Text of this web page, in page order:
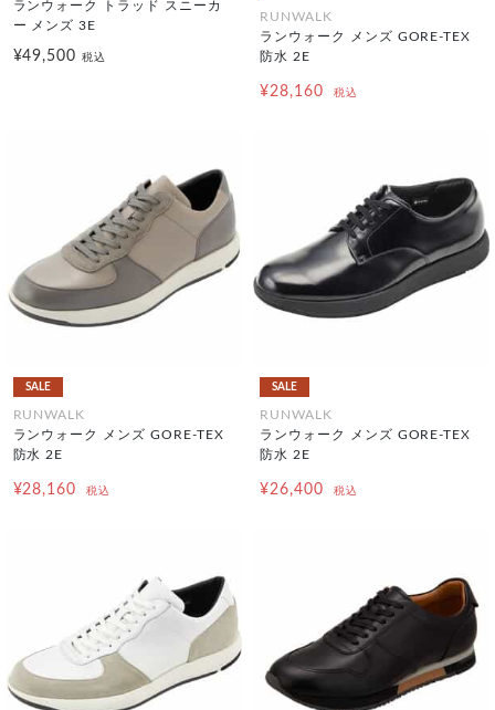
ランウォーク トラッド スニーカ
ー メンズ 3E
¥49,500税込
RUNWALK
ランウォーク メンズ GORE-TEX
防水 2E
¥28,160 税込
SALE
RUNWALK
ランウォーク メンズ GORE-TEX
防水 2E
¥28,160 税込
SALE
RUNWALK
ランウォーク メンズ GORE-TEX
防水 2E
¥26,400 税込